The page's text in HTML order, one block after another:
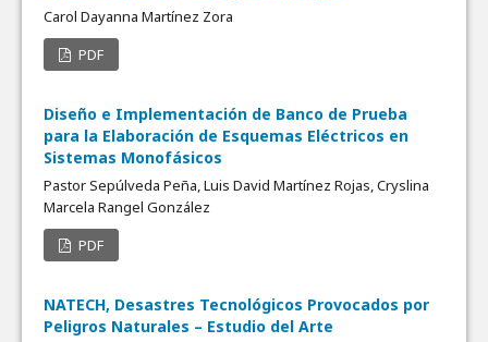
Carol Dayanna Martínez Zora
PDF
Diseño e Implementación de Banco de Prueba
para la Elaboración de Esquemas Eléctricos en
Sistemas Monofásicos
Pastor Sepúlveda Peña, Luis David Martínez Rojas, Cryslina
Marcela Rangel González
PDF
NATECH, Desastres Tecnológicos Provocados por
Peligros Naturales – Estudio del Arte